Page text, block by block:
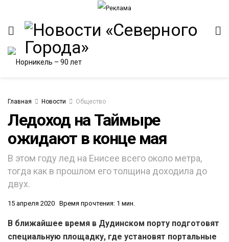
Главная Новости Общество
Ледоход на Таймыре
ожидают в конце мая
В этом году лед на Енисее всего около метра,
тогда как в прошлом его толщина доходила до
двух.
15 апреля 2020 Время прочтения: 1 мин.
В ближайшее время в Дудинском порту подготовят
специальную площадку, где установят портальные